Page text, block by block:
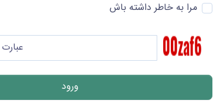
مرا به خاطر داشته باش